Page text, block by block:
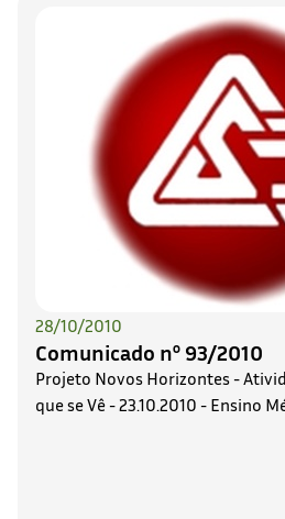
28/10/2010
Comunicado nº 93/2010
Projeto Novos Horizontes -
que se Vê - 23.10.2010 - Ensino